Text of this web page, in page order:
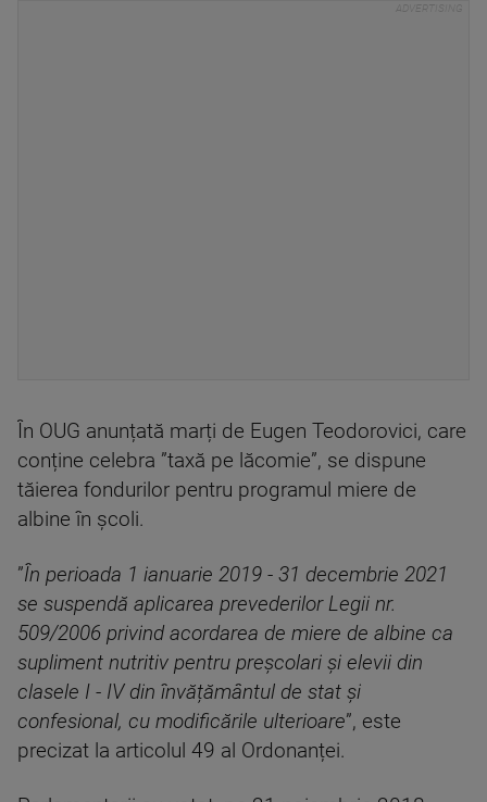
În OUG anunțată marți de Eugen Teodorovici, care
conține celebra ”taxă pe lăcomie”, se dispune
tăierea fondurilor pentru programul miere de
albine în școli.
”În perioada 1 ianuarie 2019 - 31 decembrie 2021
se suspendă aplicarea prevederilor Legii nr.
509/2006 privind acordarea de miere de albine ca
supliment nutritiv pentru preșcolari și elevii din
clasele I - IV din învățământul de stat și
confesional, cu modificările ulterioare”, este
precizat la articolul 49 al Ordonanței.